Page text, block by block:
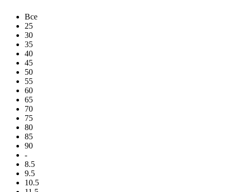
Все
25
30
35
40
45
50
55
60
65
70
75
80
85
90
-
8.5
9.5
10.5